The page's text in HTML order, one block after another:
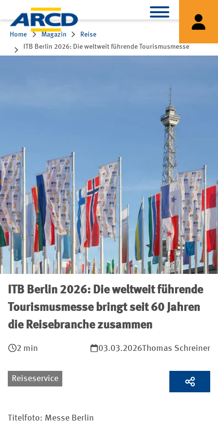
Home Magazin
Reise
ITB Berlin 2026: Die weltweit führende Tourismusmesse
ITB Berlin 2026: Die weltweit führende
Tourismusmesse bringt seit 60 Jahren
die Reisebranche zusammen
2 min 03.03.2026Thomas Schreiner
Reiseservice
Titelfoto: Messe Berlin